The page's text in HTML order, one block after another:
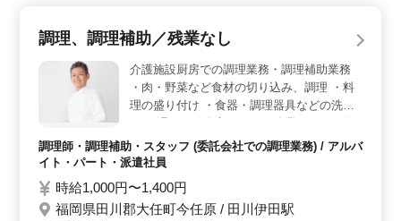
れることができるでしょう。 ＜通勤しやすく、負担
が少ない環境＞ 車通勤が可能で、無料駐車場も完備さ
れているため、通勤時のストレスを軽減できます。松浦
駅からのアクセスも良好で、地元に住む方には通いやす
い職場です。ユニフォームが貸与されるため、仕事に必
要な準備も簡単で、出費も抑えられます。 ＜ライフ
スタイルに合わせた柔軟な勤務＞ 勤務時間が相談可能
で、14時30分から18時00分または5時30分から10時00分
の時間帯で選択できます。週3日から5日までのシフト制
で、完全週休二日制が適用されるため、プライベートと
仕事のバランスを取りやすいです。残業がほとんどな
調理、調理補助／残業なし
介護施設厨房での調理業務・調理補助業務
・肉・野菜など食材の切り込み、調理 ・料
理の盛り付け ・食器・調理器具などの洗浄
事です。 残業もなく、飲食店などと比べる
とゆとりをもって勤務できます。自分時間も
おります！
調理師・調理補助・スタッフ (委託会社での調理業務) / アルバ
イト・パート・派遣社員
時給1,000円〜1,400円
福岡県田川郡大任町今任原 / 田川伊田駅